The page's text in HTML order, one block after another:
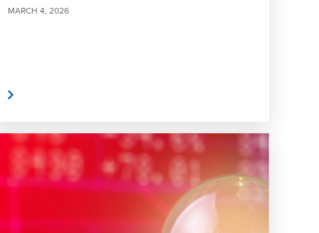
MARCH 4, 2026